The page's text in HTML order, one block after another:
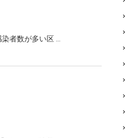
染者数が多い区 …